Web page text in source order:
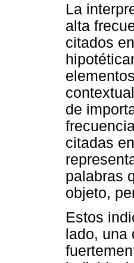
La
alta
citados
de
citadas
palabras
objeto,
Estos
lado, una